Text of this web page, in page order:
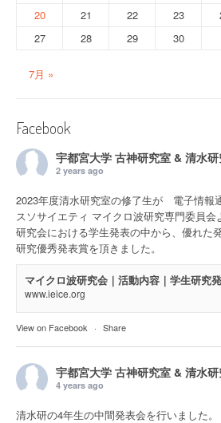
20
21 22 23
27
28 29 30
7月 »
Facebook
宇都宮大学 古神研究室 & 清水
2 years ago
2023年度清水研究室の修了生が 電子情報
スソサイエティ マイクロ波研究専門委員会
研究会における学生発表の中から、優れた
研究優秀発表賞を頂きました。
マイクロ波研究会｜活動内容｜学生研究
www.ieice.org
View on Facebook · Share
宇都宮大学 古神研究室 & 清水
4 years ago
清水研の4年生の中間発表会を行いました。